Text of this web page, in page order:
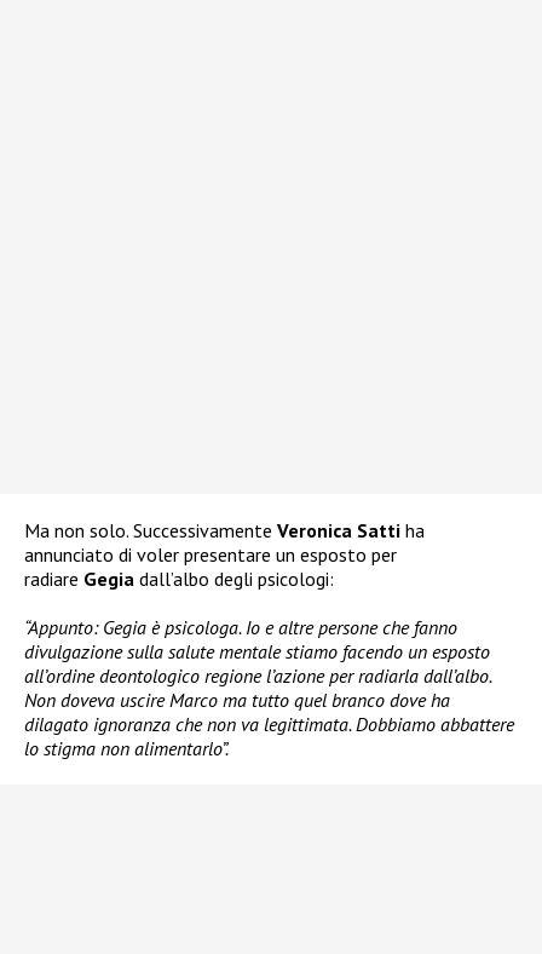
Ma non solo. Successivamente Veronica Satti ha
annunciato di voler presentare un esposto per
radiare Gegia dall’albo degli psicologi:
“Appunto: Gegia è psicologa. Io e altre persone che fanno
divulgazione sulla salute mentale stiamo facendo un esposto
all’ordine deontologico regione l’azione per radiarla dall’albo.
Non doveva uscire Marco ma tutto quel branco dove ha
dilagato ignoranza che non va legittimata. Dobbiamo abbattere
lo stigma non alimentarlo”.